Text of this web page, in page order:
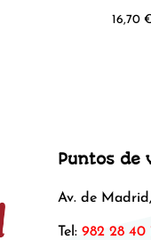
16,70
Puntos de
Av. de
Tel: 982 28 40